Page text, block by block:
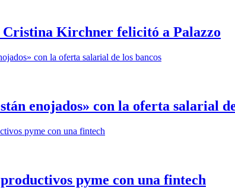
Kirchner felicitó a Palazzo
enojados» con la oferta salarial
pyme con una fintech